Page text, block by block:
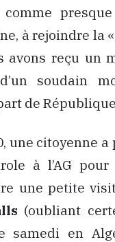
comme
à rejoindre la «
avons reçu un
soudain
de
une citoyenne a
à l’AG pour
une petite
(oubliant
samedi en